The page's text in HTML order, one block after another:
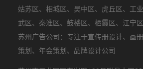
姑苏区、 相城区、 吴中区、 虎丘区、 工
武区、 秦淮区、 鼓楼区、 栖霞区、 江宁区
苏州广告公司：专注于宣传册设计、 画
策划、 年会策划、品牌设计公司